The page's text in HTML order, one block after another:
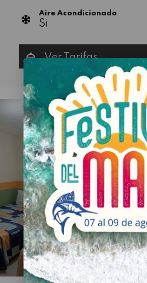
Aire Acondicionado
Si
Ver Tarifas